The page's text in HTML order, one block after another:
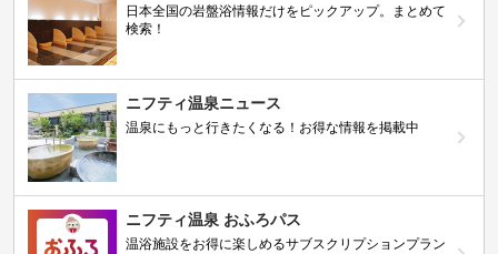
日本全国の岩盤浴情報だけをピックアップ。まとめて
検索！
ニフティ温泉ニュース
温泉にもっと行きたくなる！お得な情報を掲載中
ニフティ温泉 おふろパス
温浴施設をお得に楽しめるサブスクリプションプラン